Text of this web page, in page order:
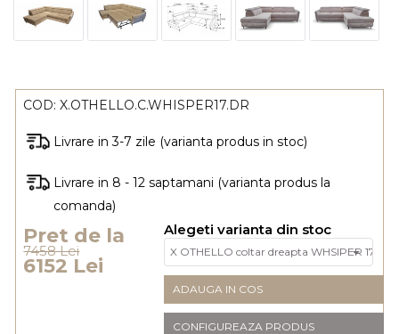
COD:X.OTHELLO.C.WHISPER17.DR
Livrare in 3-7 zile (varianta produs in stoc)
Livrare in 8 - 12 saptamani (varianta produs la
comanda)
Pret de la
7458 Lei
6152 Lei
Alegeti varianta din stoc
ADAUGA IN COS
CONFIGUREAZA PRODUS